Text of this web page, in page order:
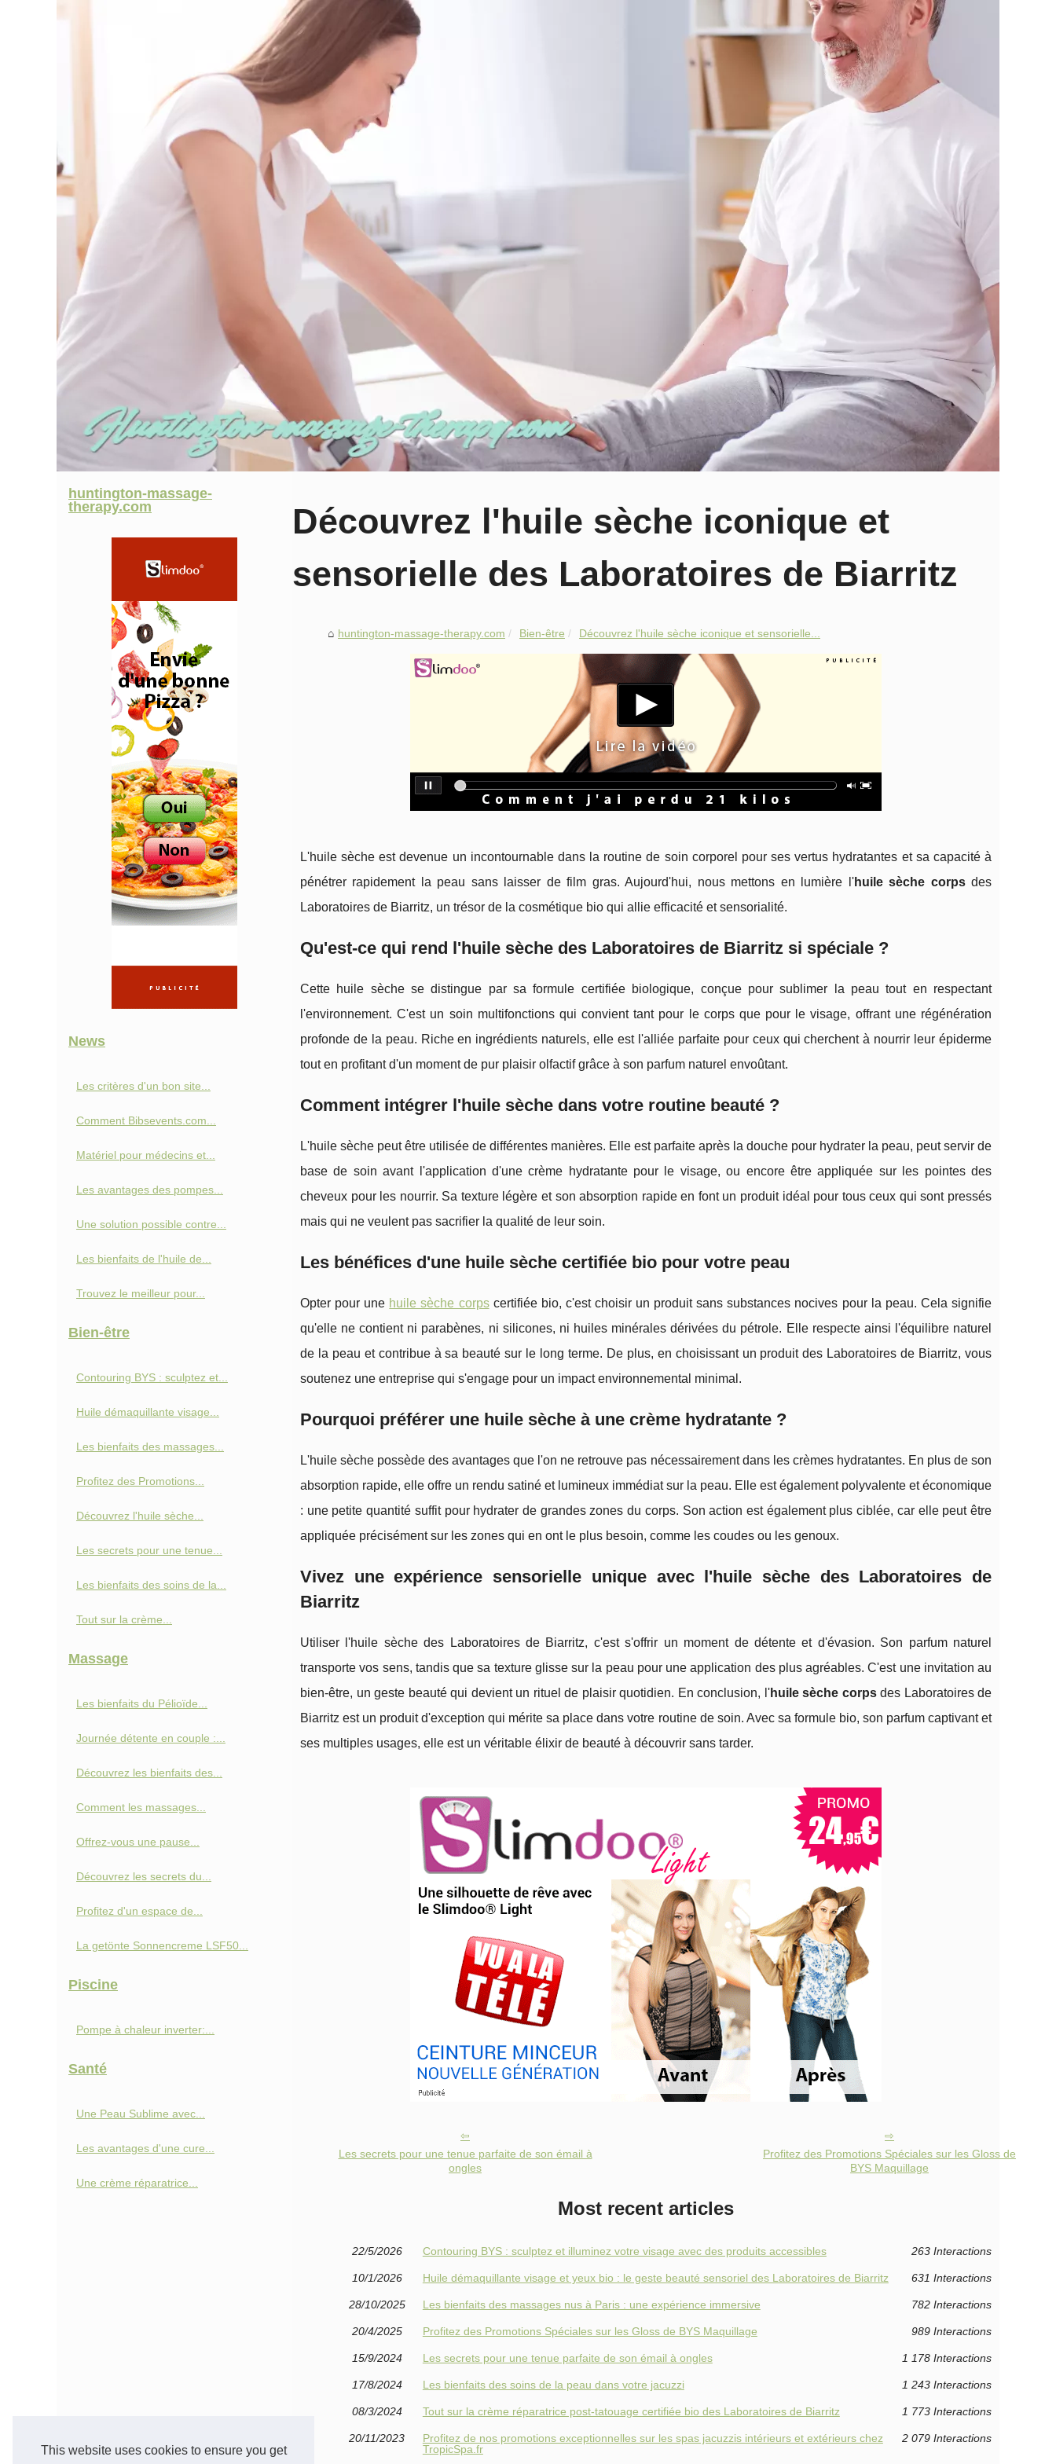
This website uses cookies to ensure you get
Découvrez l'huile sèche iconique et
sensorielle des Laboratoires de Biarritz
huntington-massage-therapy.com Bien-être Découvrez l'huile sèche iconique et sensorielle...
L'huile sèche est devenue un incontournable dans la routine de soin corporel pour ses vertus hydratantes et sa capacité à
pénétrer rapidement la peau sans laisser de film gras. Aujourd'hui, nous mettons en lumière l'huile sèche corpsdes
Laboratoires de Biarritz, un trésor de la cosmétique bio qui allie efficacité et sensorialité.
Qu'est-ce qui rend l'huile sèche des Laboratoires de Biarritz si spéciale ?
Cette huile sèche se distingue par sa formule certifiée biologique, conçue pour sublimer la peau tout en respectant
l'environnement. C'est un soin multifonctions qui convient tant pour le corps que pour le visage, offrant une régénération
profonde de la peau. Riche en ingrédients naturels, elle est l'alliée parfaite pour ceux qui cherchent à nourrir leur épiderme
tout en profitant d'un moment de pur plaisir olfactif grâce à son parfum naturel envoûtant.
Comment intégrer l'huile sèche dans votre routine beauté ?
L'huile sèche peut être utilisée de différentes manières. Elle est parfaite après la douche pour hydrater la peau, peut servir de
base de soin avant l'application d'une crème hydratante pour le visage, ou encore être appliquée sur les pointes des
cheveux pour les nourrir. Sa texture légère et son absorption rapide en font un produit idéal pour tous ceux qui sont pressés
mais qui ne veulent pas sacrifier la qualité de leur soin.
Les bénéfices d'une huile sèche certifiée bio pour votre peau
Opter pour une huile sèche corpscertifiée bio, c'est choisir un produit sans substances nocives pour la peau. Cela signifie
qu'elle ne contient ni parabènes, ni silicones, ni huiles minérales dérivées du pétrole. Elle respecte ainsi l'équilibre naturel
de la peau et contribue à sa beauté sur le long terme. De plus, en choisissant un produit des Laboratoires de Biarritz, vous
soutenez une entreprise qui s'engage pour un impact environnemental minimal.
Pourquoi préférer une huile sèche à une crème hydratante ?
L'huile sèche possède des avantages que l'on ne retrouve pas nécessairement dans les crèmes hydratantes. En plus de son
absorption rapide, elle offre un rendu satiné et lumineux immédiat sur la peau. Elle est également polyvalente et économique
: une petite quantité suffit pour hydrater de grandes zones du corps. Son action est également plus ciblée, car elle peut être
appliquée précisément sur les zones qui en ont le plus besoin, comme les coudes ou les genoux.
Vivez une expérience sensorielle unique avec l'huile sèche des Laboratoires de
Biarritz
Utiliser l'huile sèche des Laboratoires de Biarritz, c'est s'offrir un moment de détente et d'évasion. Son parfum naturel
transporte vos sens, tandis que sa texture glisse sur la peau pour une application des plus agréables. C'est une invitation au
bien-être, un geste beauté qui devient un rituel de plaisir quotidien. En conclusion, l'huile sèche corpsdes Laboratoires de
Biarritz est un produit d'exception qui mérite sa place dans votre routine de soin. Avec sa formule bio, son parfum captivant et
ses multiples usages, elle est un véritable élixir de beauté à découvrir sans tarder.
Les secrets pour une tenue parfaite de son émail à
ongles
Profitez des Promotions Spéciales sur les Gloss de
BYS Maquillage
Most recent articles
22/5/2026 Contouring BYS : sculptez et illuminez votre visage avec des produits accessibles 263 Interactions
10/1/2026 Huile démaquillante visage et yeux bio : le geste beauté sensoriel des Laboratoires de Biarritz 631 Interactions
28/10/2025 Les bienfaits des massages nus à Paris : une expérience immersive 782 Interactions
20/4/2025 Profitez des Promotions Spéciales sur les Gloss de BYS Maquillage 989 Interactions
15/9/2024 Les secrets pour une tenue parfaite de son émail à ongles 1 178 Interactions
17/8/2024 Les bienfaits des soins de la peau dans votre jacuzzi 1 243 Interactions
08/3/2024 Tout sur la crème réparatrice post-tatouage certifiée bio des Laboratoires de Biarritz 1 773 Interactions
20/11/2023
Profitez de nos promotions exceptionnelles sur les spas jacuzzis intérieurs et extérieurs chez
TropicSpa.fr
2 079 Interactions
huntington-massage-
therapy.com
News
Les critères d'un bon site...
Comment Bibsevents.com...
Matériel pour médecins et...
Les avantages des pompes...
Une solution possible contre...
Les bienfaits de l'huile de...
Trouvez le meilleur pour...
Bien-être
Contouring BYS : sculptez et...
Huile démaquillante visage...
Les bienfaits des massages...
Profitez des Promotions...
Découvrez l'huile sèche...
Les secrets pour une tenue...
Les bienfaits des soins de la...
Tout sur la crème...
Massage
Les bienfaits du Pélioïde...
Journée détente en couple :...
Découvrez les bienfaits des...
Comment les massages...
Offrez-vous une pause...
Découvrez les secrets du...
Profitez d'un espace de...
La getönte Sonnencreme LSF50...
Piscine
Pompe à chaleur inverter:...
Santé
Une Peau Sublime avec...
Les avantages d'une cure...
Une crème réparatrice...